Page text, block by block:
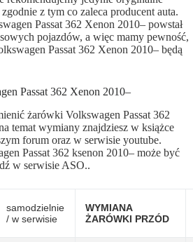
z tym co zaleca producent auta.
Passat 362 Xenon 2010– powstał
pojazdów, a więc mamy pewność,
Passat 362 Xenon 2010– będą
Passat 362 Xenon 2010–
żarówki Volkswagen Passat 362
temat wymiany znajdziesz w książce
forum oraz w serwisie youtube.
Passat 362 ksenon 2010– może być
w serwisie ASO..
samodzielnie
/ w serwisie
WYMIANA
ŻARÓWKI PRZÓD